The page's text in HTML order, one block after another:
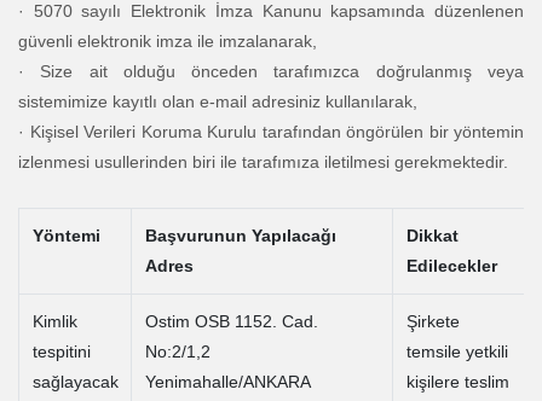
· 5070 sayılı Elektronik İmza Kanunu kapsamında düzenlenen
güvenli elektronik imza ile imzalanarak,
· Size ait olduğu önceden tarafımızca doğrulanmış veya
sistemimize kayıtlı olan e-mail adresiniz kullanılarak,
· Kişisel Verileri Koruma Kurulu tarafından öngörülen bir yöntemin
izlenmesi usullerinden biri ile tarafımıza iletilmesi gerekmektedir.
Yöntemi
Başvurunun Yapılacağı
Adres
Dikkat
Edilecekler
Kimlik
tespitini
sağlayacak
Ostim OSB 1152. Cad.
No:2/1,2
Yenimahalle/ANKARA
Şirkete
temsile yetkili
kişilere teslim